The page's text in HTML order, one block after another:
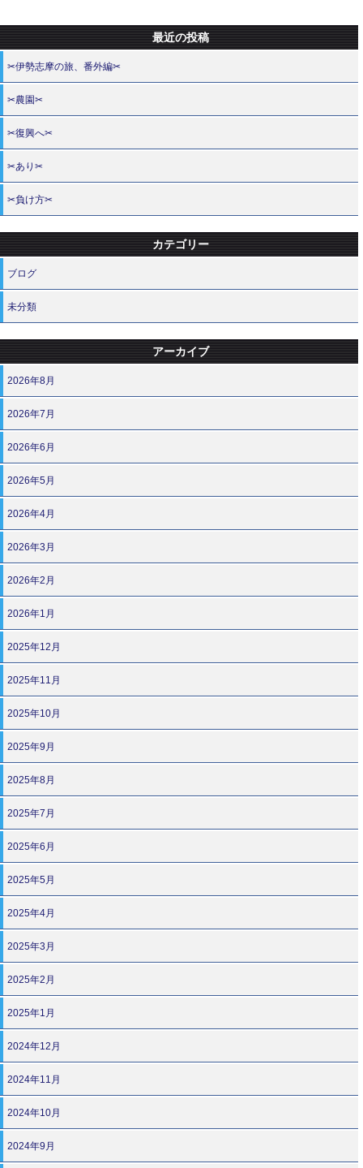
最近の投稿
✂伊勢志摩の旅、番外編✂
✂農園✂
✂復興へ✂
✂あり✂
✂負け方✂
カテゴリー
ブログ
未分類
アーカイブ
2026年8月
2026年7月
2026年6月
2026年5月
2026年4月
2026年3月
2026年2月
2026年1月
2025年12月
2025年11月
2025年10月
2025年9月
2025年8月
2025年7月
2025年6月
2025年5月
2025年4月
2025年3月
2025年2月
2025年1月
2024年12月
2024年11月
2024年10月
2024年9月